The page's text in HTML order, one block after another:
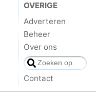
OVERIGE
Adverteren
Beheer
Over ons
Contact